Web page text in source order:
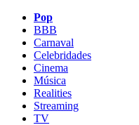
Pop
BBB
Carnaval
Celebridades
Cinema
Música
Realities
Streaming
TV